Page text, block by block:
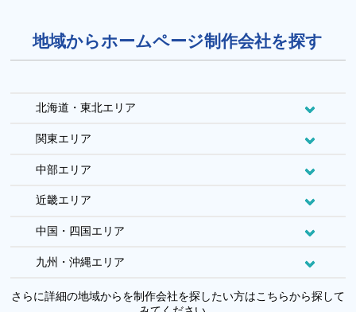
地域からホームページ制作会社を探す
北海道・東北エリア
関東エリア
中部エリア
近畿エリア
中国・四国エリア
九州・沖縄エリア
さらに詳細の地域からを制作会社を探したい方はこちらから探して